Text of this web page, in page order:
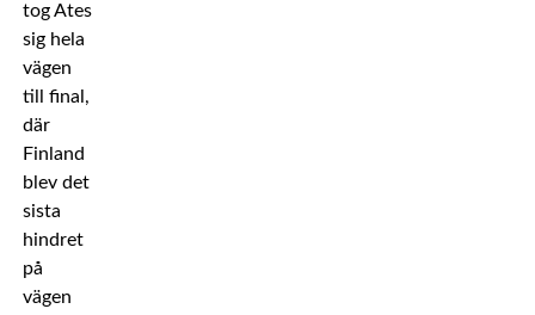
tog Ates
sig hela
vägen
till final,
där
Finland
blev det
sista
hindret
på
vägen